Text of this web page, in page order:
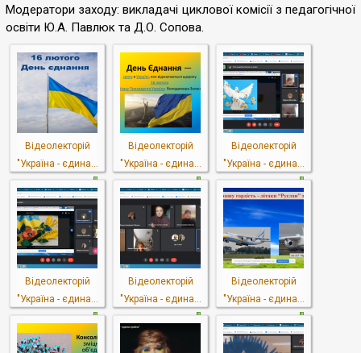
Модератори заходу: викладачі циклової комісії з педагогічної
освіти Ю.А. Павлюк та Д.О. Сопова.
Відеолекторій
"Україна - єдина...
Відеолекторій
"Україна - єдина...
Відеолекторій
"Україна - єдина...
Відеолекторій
"Україна - єдина...
Відеолекторій
"Україна - єдина...
Відеолекторій
"Україна - єдина...